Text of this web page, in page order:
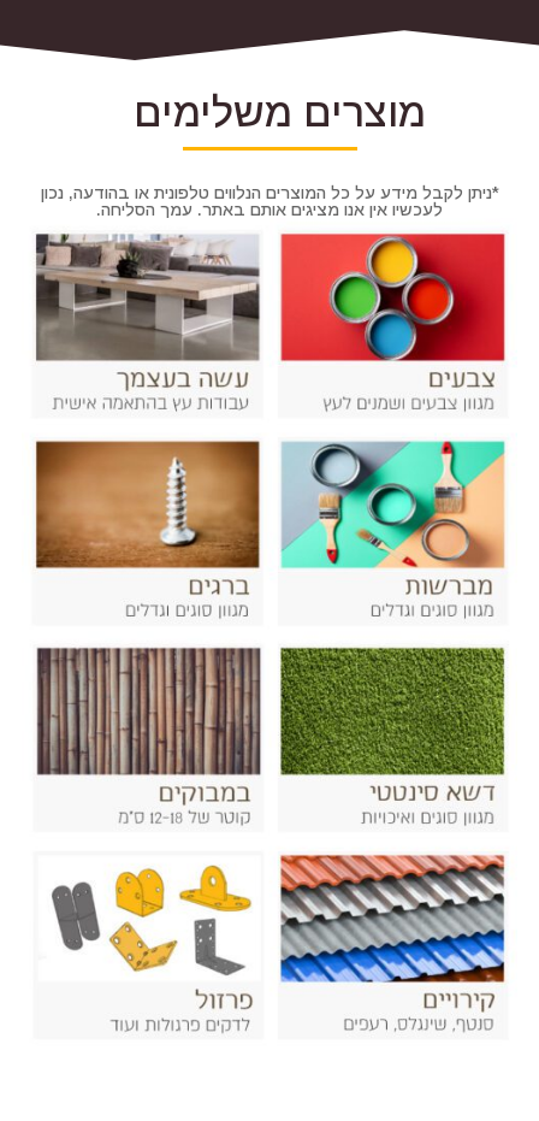
⁦₪2,985.0⁩
⁦₪225.0⁩
מוצרים משלימים
*ניתן לקבל מידע על כל המוצרים הנלווים טלפונית או בהודעה, נכון
לעכשיו אין אנו מציגים אותם באתר. עמך הסליחה.